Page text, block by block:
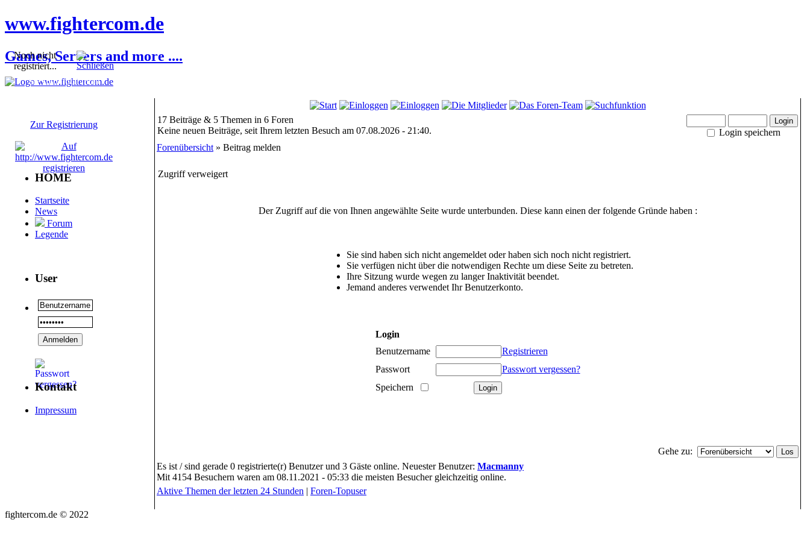
www.fightercom.de
Games, Servers and more ....
HOME
Startseite
News
Forum
Legende
User
Kontakt
Impressum
17 Beiträge & 5 Themen in 6 Foren
Keine neuen Beiträge, seit Ihrem letzten Besuch am 07.08.2026 - 21:40.
Login speichern
Forenübersicht » Beitrag melden
Zugriff verweigert
Der Zugriff auf die von Ihnen angewählte Seite wurde unterbunden. Diese kann einen der folgende Gründe haben :
Sie sind haben sich nicht angemeldet oder haben sich noch nicht registriert.
Sie verfügen nicht über die notwendigen Rechte um diese Seite zu betreten.
Ihre Sitzung wurde wegen zu langer Inaktivität beendet.
Jemand anderes verwendet Ihr Benutzerkonto.
Login
Benutzername
Registrieren
Passwort
Passwort vergessen?
Speichern
Gehe zu:
Es ist / sind gerade 0 registrierte(r) Benutzer und 3 Gäste online. Neuester Benutzer: Macmanny
Mit 4154 Besuchern waren am 08.11.2021 - 05:33 die meisten Besucher gleichzeitig online.
Aktive Themen der letzten 24 Stunden | Foren-Topuser
fightercom.de © 2022
Noch nicht
registriert...
Sie sind noch nicht
Zur Registrierung